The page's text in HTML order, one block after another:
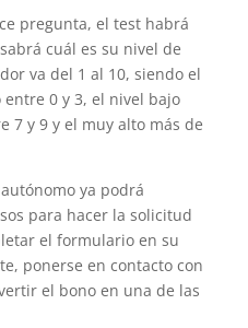
pregunta, el test habrá
cuál es su nivel de
va del 1 al 10, siendo el
0 y 3, el nivel bajo
7 y 9 y el muy alto más de
ya podrá
para hacer la solicitud
el formulario en su
ponerse en contacto con
el bono en una de las